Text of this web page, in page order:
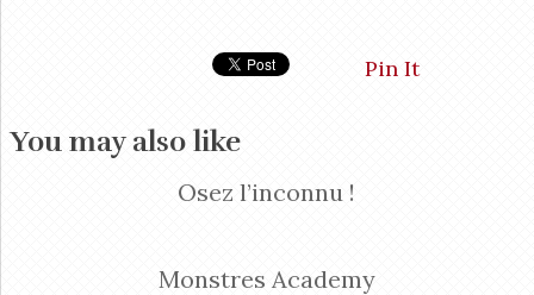
Pin It
You may also like
Osez l’inconnu !
Monstres Academy